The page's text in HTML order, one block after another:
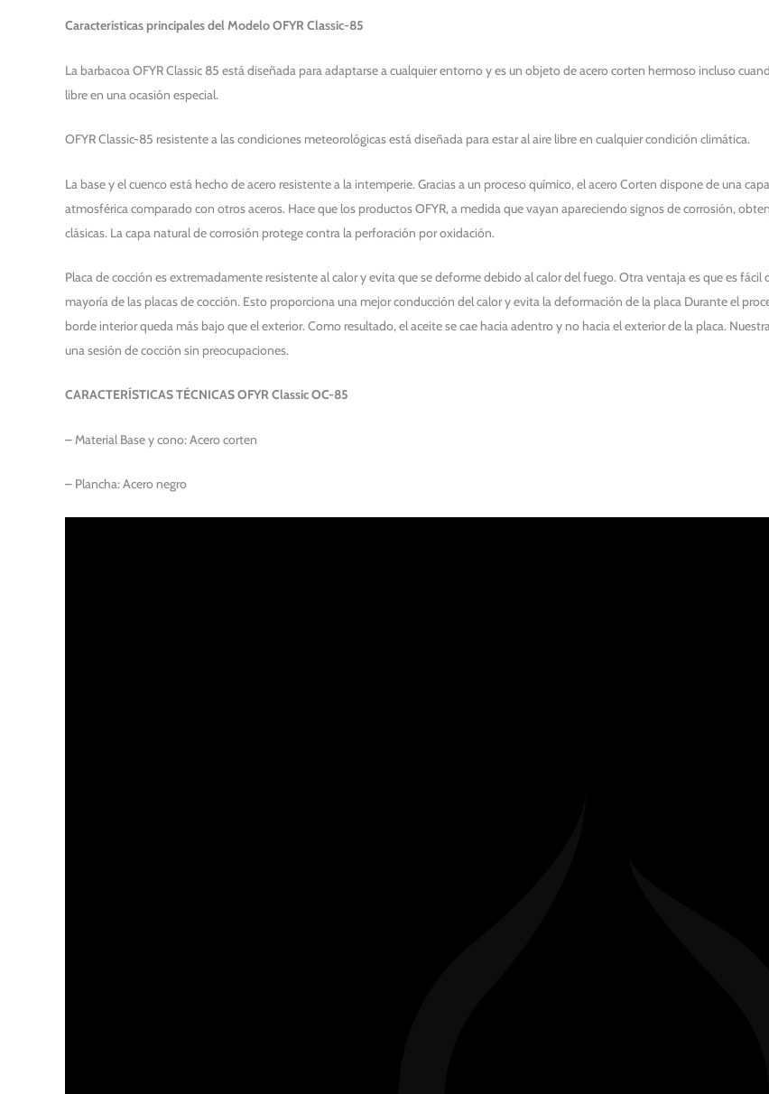
Características principales del Modelo OFYR Classic-85
La barbacoa OFYR Classic 85 está diseñada para adaptarse a cualquier entorno y es un objeto de acero corten hermoso incluso
libre en una ocasión especial.
OFYR Classic-85 resistente a las condiciones meteorológicas está diseñada para estar al aire libre en cualquier condición climática.
La base y el cuenco está hecho de acero resistente a la intemperie. Gracias a un proceso químico, el acero Corten dispone de una
atmosférica comparado con otros aceros. Hace que los productos OFYR, a medida que vayan apareciendo signos de corrosión,
clásicas. La capa natural de corrosión protege contra la perforación por oxidación.
Placa de cocción es extremadamente resistente al calor y evita que se deforme debido al calor del fuego. Otra ventaja es que es
mayoría de las placas de cocción. Esto proporciona una mejor conducción del calor y evita la deformación de la placa Durante el
borde interior queda más bajo que el exterior. Como resultado, el aceite se cae hacia adentro y no hacia el exterior de la placa.
una sesión de cocción sin preocupaciones.
CARACTERÍSTICAS TÉCNICAS OFYR Classic OC-85
– Material Base y cono: Acero corten
– Plancha: Acero negro